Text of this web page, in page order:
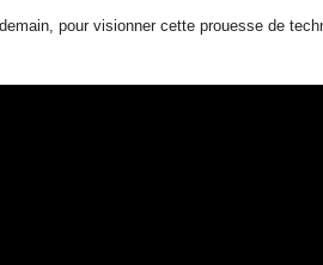
pour visionner cette prouesse de